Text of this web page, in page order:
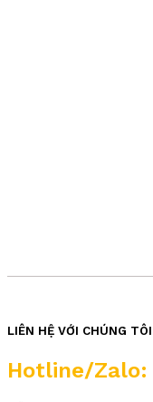
LIÊN HỆ VỚI CHÚNG
Hotline/Zalo: